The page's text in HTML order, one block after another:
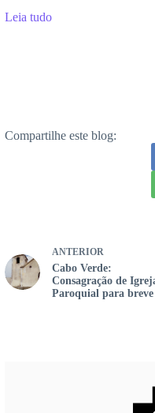
Leia tudo
Compartilhe este blog:
ANTERIOR
Cabo Verde:
Consagração de
Paroquial para breve